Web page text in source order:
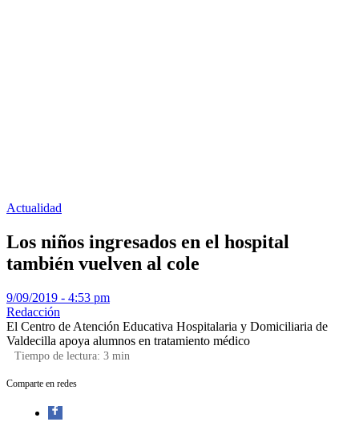
Actualidad
Los niños ingresados en el hospital
también vuelven al cole
9/09/2019 - 4:53 pm
Redacción
El Centro de Atención Educativa Hospitalaria y Domiciliaria de
Valdecilla apoya alumnos en tratamiento médico
Tiempo de lectura: 3 min
Comparte en redes